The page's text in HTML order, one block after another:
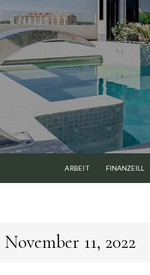
ARBEIT FINANZEILL
November 11, 2022